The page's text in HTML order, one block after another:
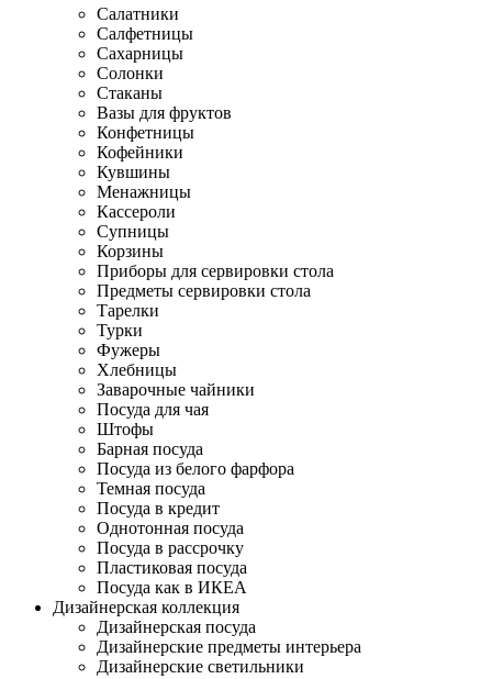
Салатники
Салфетницы
Сахарницы
Солонки
Стаканы
Вазы для фруктов
Конфетницы
Кофейники
Кувшины
Менажницы
Кассероли
Супницы
Корзины
Приборы для сервировки стола
Предметы сервировки стола
Тарелки
Турки
Фужеры
Хлебницы
Заварочные чайники
Посуда для чая
Штофы
Барная посуда
Посуда из белого фарфора
Темная посуда
Посуда в кредит
Однотонная посуда
Посуда в рассрочку
Пластиковая посуда
Посуда как в ИКЕА
Дизайнерская коллекция
Дизайнерская посуда
Дизайнерские предметы интерьера
Дизайнерские светильники